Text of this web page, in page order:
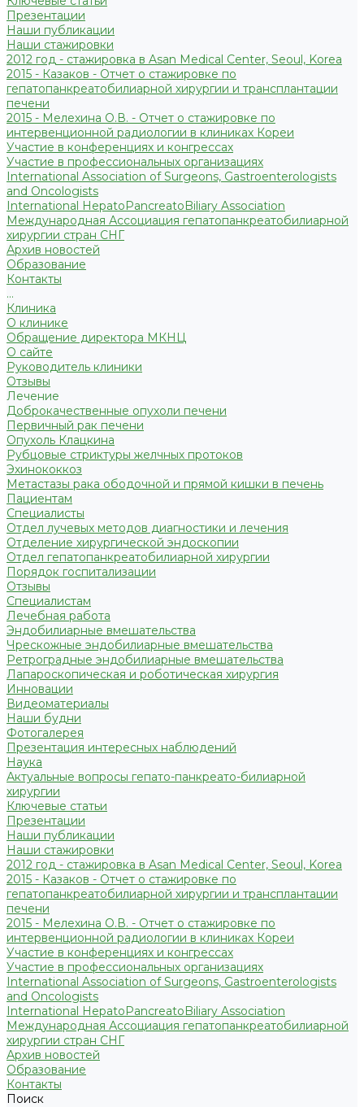
Презентации
Наши публикации
Наши стажировки
2012 год - стажировка в Asan Medical Center, Seoul, Korea
2015 - Казаков - Отчет о стажировке по
гепатопанкреатобилиарной хирургии и трансплантации
печени
2015 - Мелехина О.В. - Отчет о стажировке по
интервенционной радиологии в клиниках Кореи
Участие в конференциях и конгрессах
Участие в профессиональных организациях
International Association of Surgeons, Gastroenterologists
and Oncologists
International HepatoPancreatoBiliary Association
Международная Ассоциация гепатопанкреатобилиарной
хирургии стран СНГ
Архив новостей
Образование
Контакты
...
Клиника
О клинике
Обращение директора МКНЦ
О сайте
Руководитель клиники
Отзывы
Лечение
Доброкачественные опухоли печени
Первичный рак печени
Опухоль Клацкина
Рубцовые стриктуры желчных протоков
Эхинококкоз
Метастазы рака ободочной и прямой кишки в печень
Пациентам
Специалисты
Отдел лучевых методов диагностики и лечения
Отделение хирургической эндоскопии
Отдел гепатопанкреатобилиарной хирургии
Порядок госпитализации
Отзывы
Специалистам
Лечебная работа
Эндобилиарные вмешательства
Чрескожные эндобилиарные вмешательства
Ретроградные эндобилиарные вмешательства
Лапароскопическая и роботическая хирургия
Инновации
Видеоматериалы
Наши будни
Фотогалерея
Презентация интересных наблюдений
Наука
Актуальные вопросы гепато-панкреато-билиарной
хирургии
Ключевые статьи
Презентации
Наши публикации
Наши стажировки
2012 год - стажировка в Asan Medical Center, Seoul, Korea
2015 - Казаков - Отчет о стажировке по
гепатопанкреатобилиарной хирургии и трансплантации
печени
2015 - Мелехина О.В. - Отчет о стажировке по
интервенционной радиологии в клиниках Кореи
Участие в конференциях и конгрессах
Участие в профессиональных организациях
International Association of Surgeons, Gastroenterologists
and Oncologists
International HepatoPancreatoBiliary Association
Международная Ассоциация гепатопанкреатобилиарной
хирургии стран СНГ
Архив новостей
Образование
Контакты
Поиск